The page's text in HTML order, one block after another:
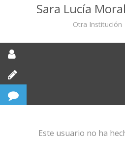
Sara Lucía
Otra Institución
Este usuario no ha